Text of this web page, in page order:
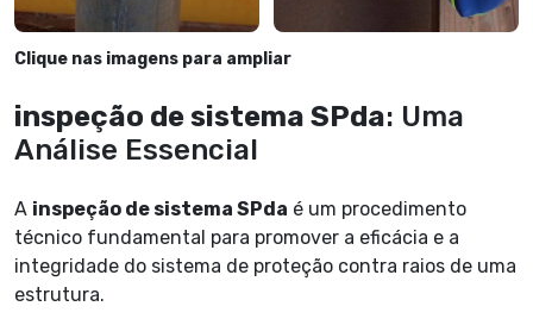
Clique nas imagens para ampliar
inspeção de sistema SPda: Uma
Análise Essencial
A inspeção de sistema SPda é um procedimento
técnico fundamental para promover a eficácia e a
integridade do sistema de proteção contra raios de uma
estrutura.